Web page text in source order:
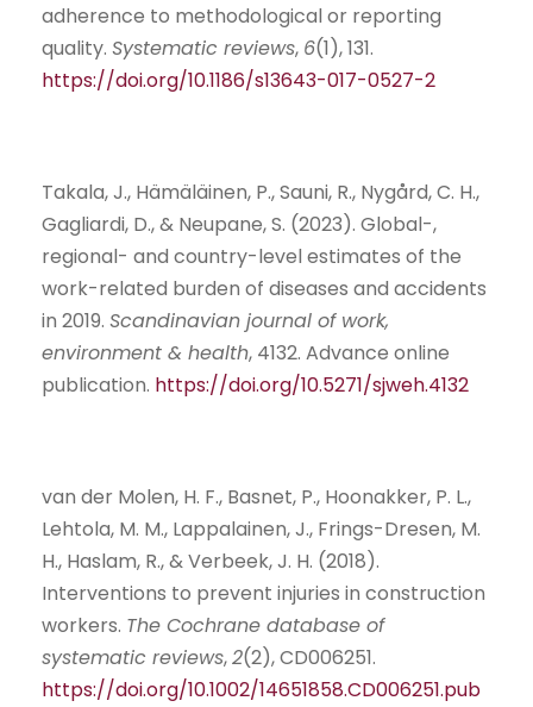
adherence to methodological or reporting
quality. Systematic reviews, 6(1), 131.
https://doi.org/10.1186/s13643-017-0527-2
Takala, J., Hämäläinen, P., Sauni, R., Nygård, C. H.,
Gagliardi, D., & Neupane, S. (2023). Global-,
regional- and country-level estimates of the
work-related burden of diseases and accidents
in 2019. Scandinavian journal of work,
environment & health, 4132. Advance online
publication. https://doi.org/10.5271/sjweh.4132
van der Molen, H. F., Basnet, P., Hoonakker, P. L.,
Lehtola, M. M., Lappalainen, J., Frings-Dresen, M.
H., Haslam, R., & Verbeek, J. H. (2018).
Interventions to prevent injuries in construction
workers. The Cochrane database of
systematic reviews,2(2), CD006251.
https://doi.org/10.1002/14651858.CD006251.pub